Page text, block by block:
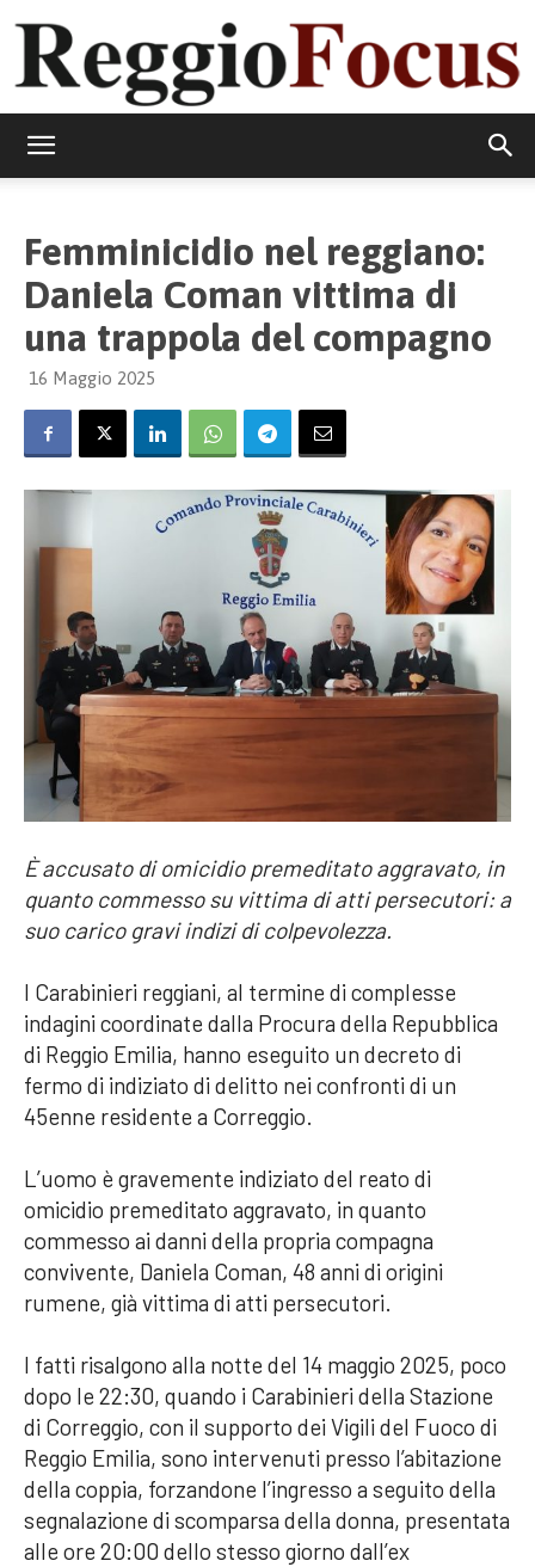
Femminicidio nel reggiano:
Daniela Coman vittima di
una trappola del compagno
16 Maggio 2025
È accusato di omicidio premeditato aggravato, in
quanto commesso su vittima di atti persecutori: a
suo carico gravi indizi di colpevolezza.
I Carabinieri reggiani, al termine di complesse
indagini coordinate dalla Procura della Repubblica
di Reggio Emilia, hanno eseguito un decreto di
fermo di indiziato di delitto nei confronti di un
45enne residente a Correggio.
L’uomo è gravemente indiziato del reato di
omicidio premeditato aggravato, in quanto
commesso ai danni della propria compagna
convivente, Daniela Coman, 48 anni di origini
rumene, già vittima di atti persecutori.
I fatti risalgono alla notte del 14 maggio 2025, poco
dopo le 22:30, quando i Carabinieri della Stazione
di Correggio, con il supporto dei Vigili del Fuoco di
Reggio Emilia, sono intervenuti presso l’abitazione
della coppia, forzandone l’ingresso a seguito della
segnalazione di scomparsa della donna, presentata
alle ore 20:00 dello stesso giorno dall’ex